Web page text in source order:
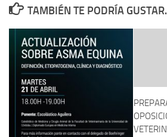
TAMBIÉN TE PODRÍA